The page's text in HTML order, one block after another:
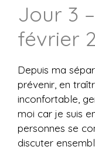
Jour 3
février
Depuis ma
prévenir, en
inconfortable,
moi car je suis
personnes se
discuter